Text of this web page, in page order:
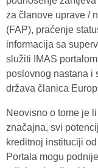
za članove uprave /
(FAP), praćenje
informacija sa
služiti IMAS
poslovnog nastana i
država članica
Neovisno o tome je
značajna, svi
kreditnoj instituciji
Portala mogu